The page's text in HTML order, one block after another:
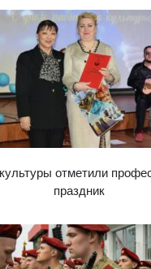
отметили
праздник